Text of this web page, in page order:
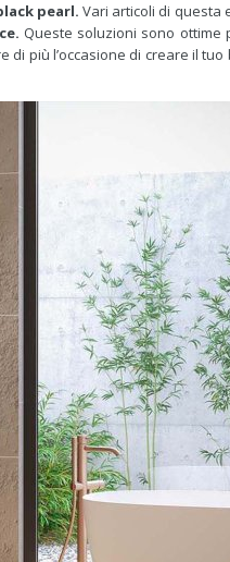
pearl. Vari articoli di questa
Queste soluzioni sono ottime
più l’occasione di creare il tuo